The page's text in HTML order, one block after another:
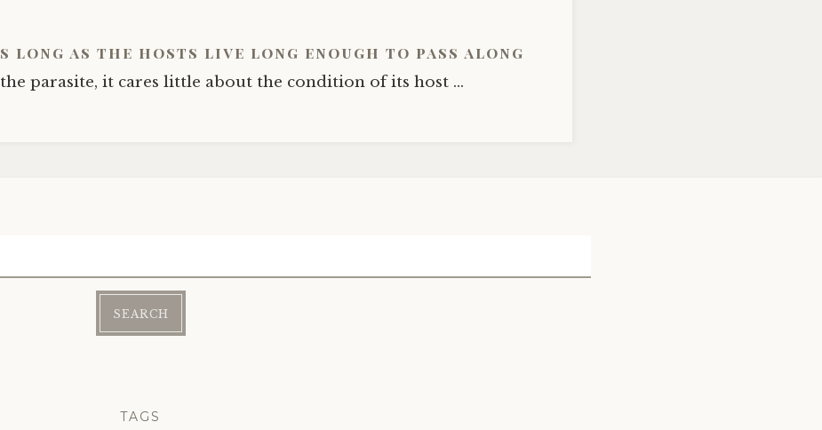
s long as the hosts live long enough to pass along
the parasite, it cares little about the condition of its host ...
TAGS